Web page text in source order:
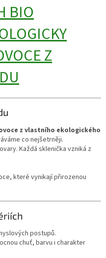
BIO
Z
z vlastního ekologického
co nejšetrněji.
Každá sklenička vzniká z
které vynikají přirozenou
postupů.
chuť, barvu i charakter